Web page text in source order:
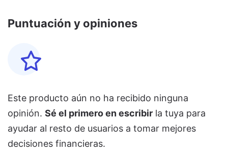
Puntuación y opiniones
Este producto aún no ha recibido ninguna
opinión. Sé el primero en escribir la tuya para
ayudar al resto de usuarios a tomar mejores
decisiones financieras.